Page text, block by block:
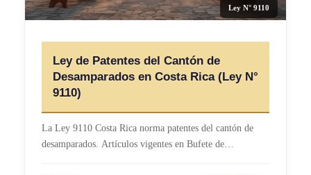
Ley N° 9110
Ley de Patentes del Cantón de
Desamparados en Costa Rica (Ley N°
9110)
La Ley 9110 Costa Rica norma patentes del cantón de
desamparados. Artículos vigentes en Bufete de…